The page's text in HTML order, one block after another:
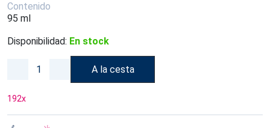
Contenido
95 ml
Disponibilidad: En stock
A la cesta
192x